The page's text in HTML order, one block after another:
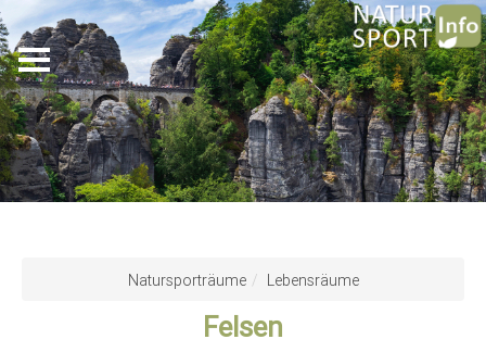
Natursporträume Lebensräume
Felsen